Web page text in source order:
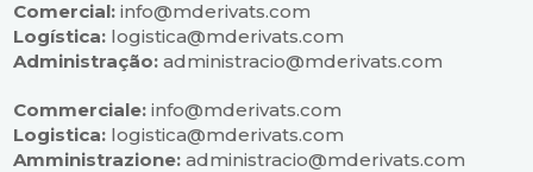
Comercial: info@mderivats.com
Logística: logistica@mderivats.com
Administração: administracio@mderivats.com
Commerciale: info@mderivats.com
Logistica: logistica@mderivats.com
Amministrazione: administracio@mderivats.com